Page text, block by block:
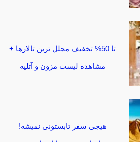
تا 50% تخفیف مجلل ترین تالارها +
مشاهده لیست مزون و آتلیه
هیچی سفر تابستونی نمیشه!